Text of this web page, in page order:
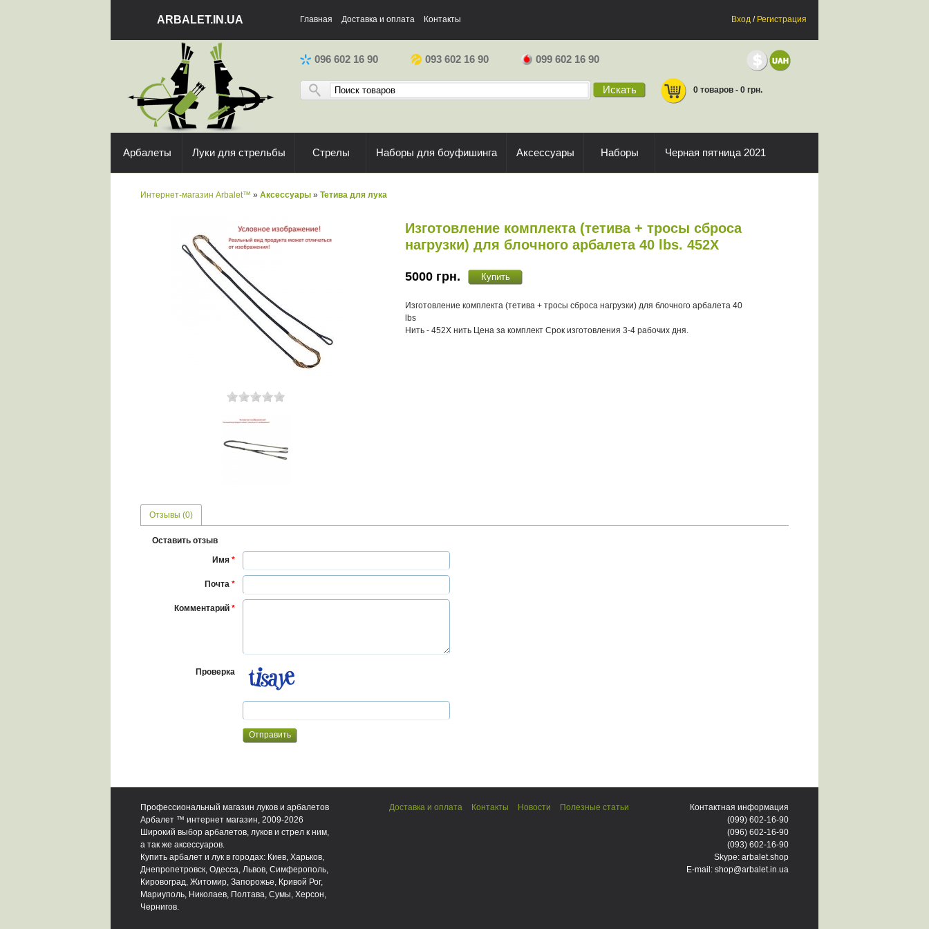
ARBALET.IN.UA Главная Доставка и оплата Контакты Вход / Регистрация
096 602 16 90 093 602 16 90 099 602 16 90
Искать 0 товаров - 0 грн.
Арбалеты Луки для стрельбы Стрелы Наборы для боуфишинга Аксессуары Наборы Черная пятница 2021
Интернет-магазин Arbalet™ » Аксессуары » Тетива для лука
Изготовление комплекта (тетива + тросы сброса
нагрузки) для блочного арбалета 40 lbs. 452X
5000 грн.
Изготовление комплекта (тетива + тросы сброса нагрузки) для блочного арбалета 40
lbs
Нить - 452X нить Цена за комплект Срок изготовления 3-4 рабочих дня.
Отзывы (0)
Оставить отзыв
Имя *
Почта *
Комментарий *
Проверка
Профессиональный магазин луков и арбалетов
Арбалет ™ интернет магазин, 2009-2026
Широкий выбор арбалетов, луков и стрел к ним,
а так же аксессуаров.
Купить арбалет и лук в городах: Киев, Харьков,
Днепропетровск, Одесса, Львов, Симферополь,
Кировоград, Житомир, Запорожье, Кривой Рог,
Мариуполь, Николаев, Полтава, Сумы, Херсон,
Чернигов.
Доставка и оплата Контакты Новости Полезные статьи
Контактная информация
(099) 602-16-90
(096) 602-16-90
(093) 602-16-90
Skype: arbalet.shop
E-mail: shop@arbalet.in.ua